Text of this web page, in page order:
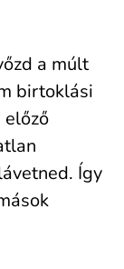
a múlt
birtoklási
Így